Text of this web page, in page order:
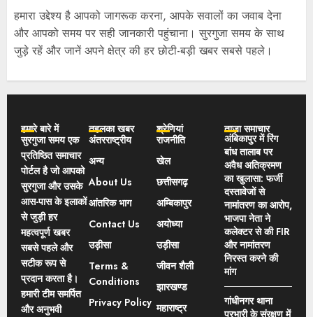
हमारा उद्देश्य है आपको जागरूक करना, आपके सवालों का जवाब देना
और आपको समय पर सही जानकारी पहुंचाना। सुरगुजा समय के साथ
जुड़े रहें और जानें अपने क्षेत्र की हर छोटी-बड़ी खबर सबसे पहले।
हमारे बारे में
सुरगुजा समय एक
प्रतिष्ठित समाचार
पोर्टल है जो आपको
सुरगुजा और उसके
आस-पास के इलाकों
से जुड़ी हर
महत्वपूर्ण खबर
सबसे पहले और
सटीक रूप से
प्रदान करता है।
हमारी टीम समर्पित
और अनुभवी
तहलका खबर
अंतरराष्ट्रीय
अन्य
About Us
आंतरिक भाग
Contact Us
उड़ीसा
Terms &
Conditions
Privacy Policy
श्रेणियां
राजनीति
खेल
छत्तीसगढ़
अम्बिकापुर
अयोध्या
उड़ीसा
जीवन शैली
झारखण्ड
महाराष्ट्र
ताज़ा समाचार
अंबिकापुर में रिंग
बांध तालाब पर
अवैध अतिक्रमण
का खुलासा: फर्जी
दस्तावेजों से
नामांतरण का आरोप,
भाजपा नेता ने
कलेक्टर से की FIR
और नामांतरण
निरस्त करने की
मांग
गांधीनगर थाना
प्रभारी के संरक्षण में